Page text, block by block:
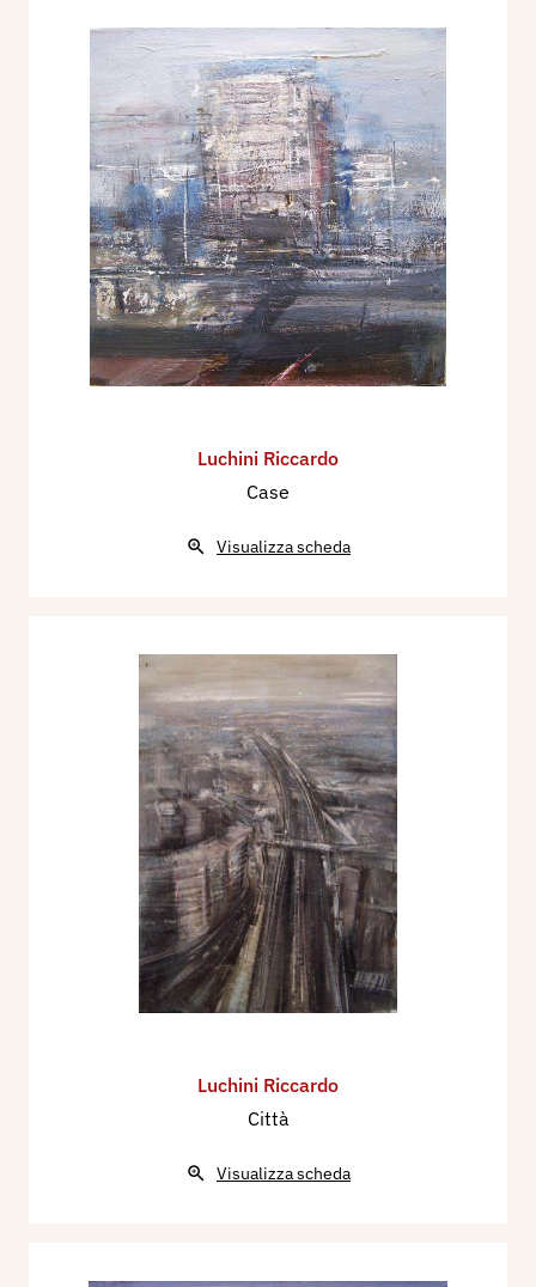
Luchini Riccardo
Case
Visualizza scheda
Luchini Riccardo
Città
Visualizza scheda